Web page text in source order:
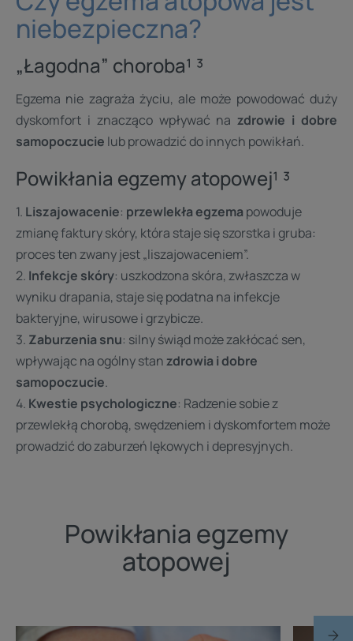
niebezpieczna?
„Łagodna” choroba¹ ³
Egzema nie zagraża życiu, ale może powodować duży
dyskomfort i znacząco wpływać na zdrowie i dobre
samopoczucie lub prowadzić do innych powikłań.
Powikłania egzemy atopowej¹ ³
1. Liszajowacenie: przewlekła egzema powoduje
zmianę faktury skóry, która staje się szorstka i gruba:
proces ten zwany jest „liszajowaceniem”.
2. Infekcje skóry: uszkodzona skóra, zwłaszcza w
wyniku drapania, staje się podatna na infekcje
bakteryjne, wirusowe i grzybicze.
3. Zaburzenia snu: silny świąd może zakłócać sen,
wpływając na ogólny stanzdrowia i dobre
samopoczucie.
4. Kwestie psychologiczne: Radzenie sobie z
przewlekłą chorobą, swędzeniem i dyskomfortem może
prowadzić do zaburzeń lękowych i depresyjnych.
Powikłania egzemy
atopowej